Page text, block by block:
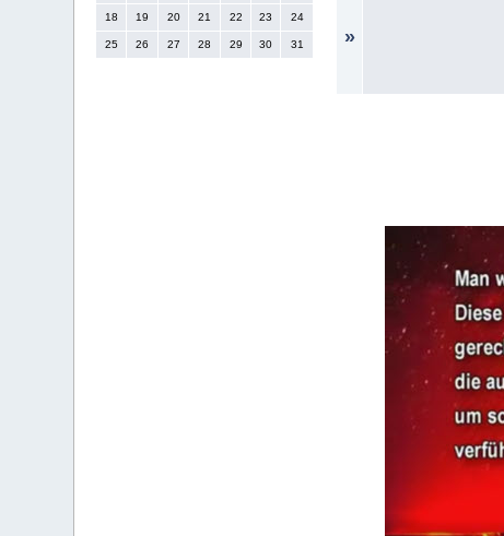
18 19 20 21 22 23 24
25 26 27 28 29 30 31 »